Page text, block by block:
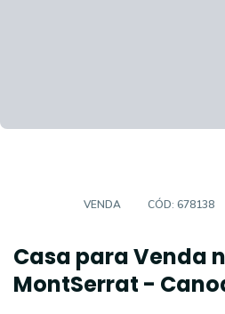
VENDA CÓD: 678138
Casa para Venda
MontSerrat -